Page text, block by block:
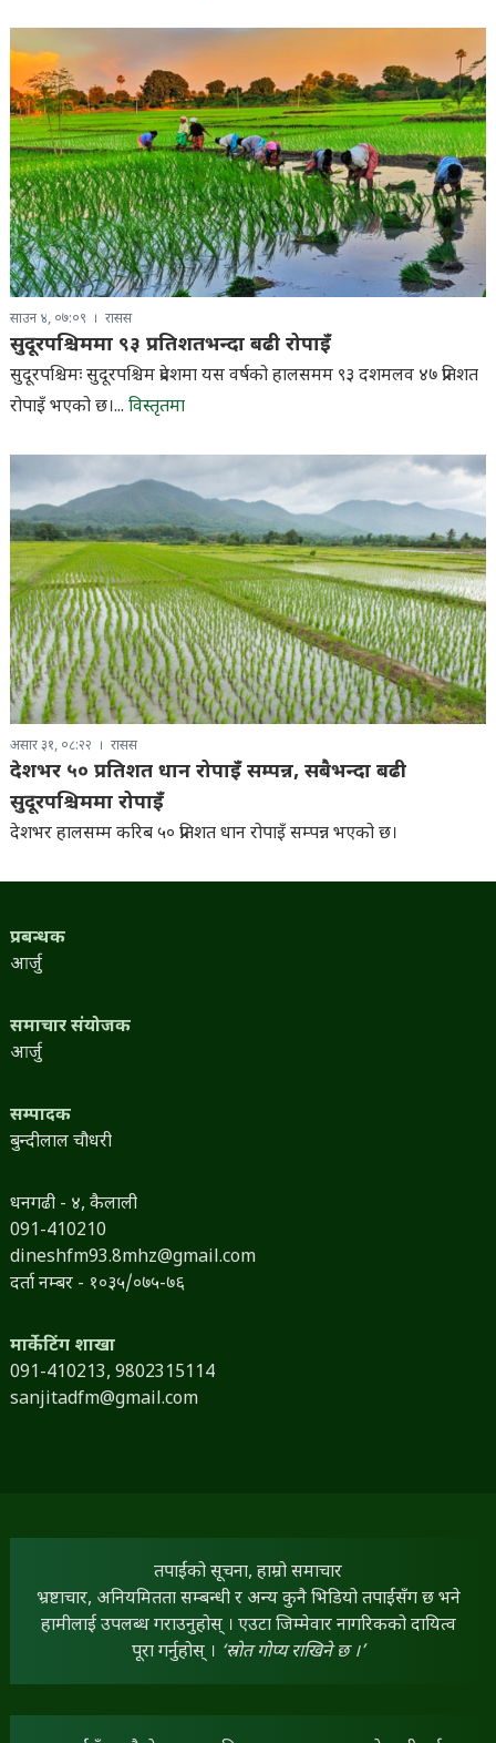
साउन ४, ०७:०९ रासस
सुदूरपश्चिममा ९३ प्रतिशतभन्दा बढी रोपाइँ
सुदूरपश्चिमः सुदूरपश्चिम प्रदेशमा यस वर्षको हालसमम ९३ दशमलव ४७ प्रतिशत
रोपाइँ भएको छ।... विस्तृतमा
असार ३१, ०८:२२ रासस
देशभर ५० प्रतिशत धान रोपाइँ सम्पन्न, सबैभन्दा बढी
सुदूरपश्चिममा रोपाइँ
देशभर हालसम्म करिब ५० प्रतिशत धान रोपाइँ सम्पन्न भएको छ।
प्रबन्धक
आर्जु
समाचार संयोजक
आर्जु
सम्पादक
बुन्दीलाल चौधरी
धनगढी - ४, कैलाली
091-410210
dineshfm93.8mhz@gmail.com
दर्ता नम्बर - १०३५/०७५-७६
मार्केटिंग शाखा
091-410213, 9802315114
sanjitadfm@gmail.com
तपाईंको सूचना, हाम्रो समाचार
भ्रष्टाचार, अनियमितता सम्बन्धी र अन्य कुनै भिडियो तपाईंसँग छ भने
हामीलाई उपलब्ध गराउनुहोस् । एउटा जिम्मेवार नागरिकको दायित्व
पूरा गर्नुहोस् । ‘स्रोत गोप्य राखिने छ ।’